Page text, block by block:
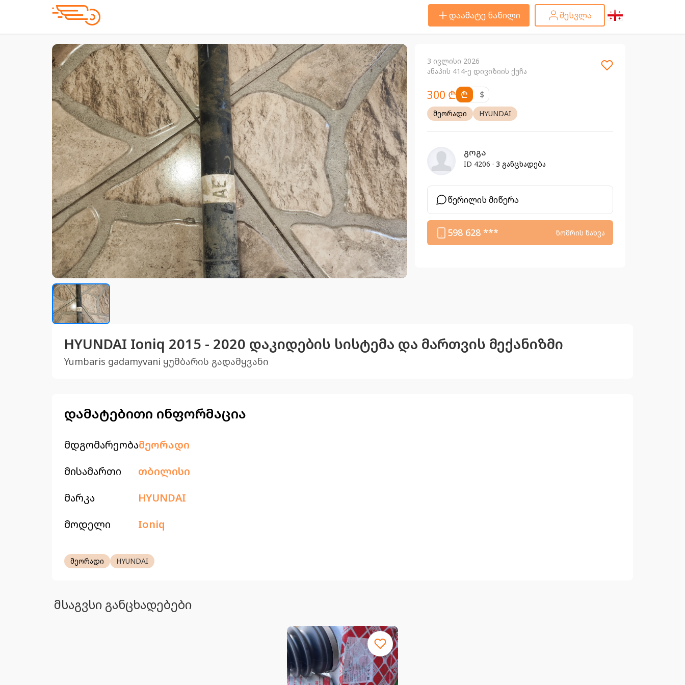
დაამატე ნაწილი შესვლა
3 ივლისი 2026
ანაპის 414-ე დივიზიის ქუჩა
300 ₾ ₾ $
მეორადი HYUNDAI
გოგა
ID 4206 · 3 განცხადება
წერილის მიწერა
598 628 *** ნომრის ნახვა
HYUNDAI Ioniq 2015 - 2020 დაკიდების სისტემა და მართვის მექანიზმი
Yumbaris gadamyvani ყუმბარის გადამყვანი
დამატებითი ინფორმაცია
მდგომარეობამეორადი
მისამართი
თბილისი
მარკა
HYUNDAI
მოდელი
Ioniq
მეორადი HYUNDAI
მსაგვსი განცხადებები